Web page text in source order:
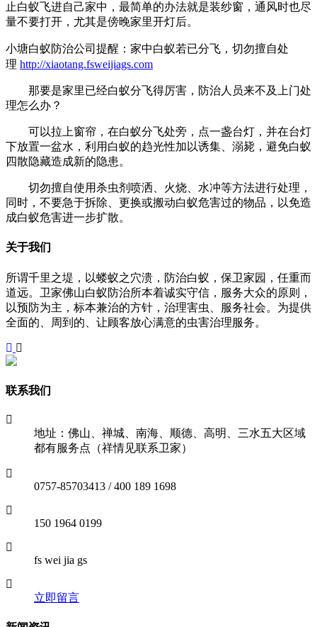
止白蚁飞进自己家中，最简单的办法就是装纱窗，通风时也尽
量不要打开，尤其是傍晚家里开灯后。
小塘白蚁防治公司提醒： 家中白蚁若已分飞，切勿擅自处
理 http://xiaotang.fsweijiags.com
那要是家里已经白蚁分飞得厉害，防治人员来不及上门处
理怎么办？
可以拉上窗帘，在白蚁分飞处旁，点一盏台灯，并在台灯
下放置一盆水，利用白蚁的趋光性加以诱集、溺毙，避免白蚁
四散隐藏造成新的隐患。
切勿擅自使用杀虫剂喷洒、火烧、水冲等方法进行处理，
同时，不要急于拆除、更换或搬动白蚁危害过的物品，以免造
成白蚁危害进一步扩散。
关于我们
所谓千里之堤，以蝼蚁之穴溃，防治白蚁，保卫家园，任重而
道远。卫家佛山白蚁防治所本着诚实守信，服务大众的原则，
以预防为主，标本兼治的方针，治理害虫、服务社会。为提供
全面的、周到的、让顾客放心满意的虫害治理服务。
联系我们
地址：佛山、禅城、南海、顺德、高明、三水五大区域
都有服务点（祥情见联系卫家）
0757-85703413 / 400 189 1698
150 1964 0199
fs wei jia gs
立即留言